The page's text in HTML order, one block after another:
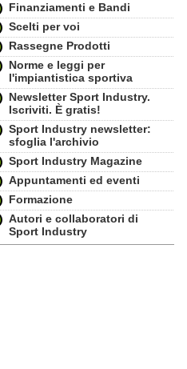
Finanziamenti e Bandi
Scelti per voi
Rassegne Prodotti
Norme e leggi per
l'impiantistica sportiva
Newsletter Sport Industry.
Iscriviti. È gratis!
Sport Industry newsletter:
sfoglia l'archivio
Sport Industry Magazine
Appuntamenti ed eventi
Formazione
Autori e collaboratori di
Sport Industry